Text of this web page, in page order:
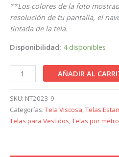
**Los colores de la foto
resolución de tu pantalla, el
tintada de la tela.
Disponibilidad: 4 disponibles
AÑADIR AL
SKU: NT2023-9
Categorías: Tela Viscosa,Telas
Telas para Vestidos,Telas por metro